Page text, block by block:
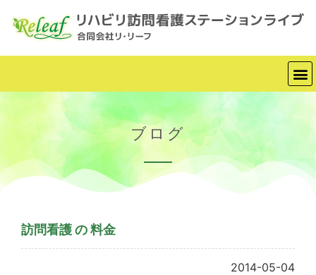
ブログ
訪問看護 の 料金
2014-05-04